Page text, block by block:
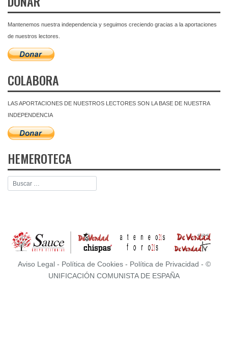
Mantenemos nuestra independencia y seguimos creciendo gracias a la aportaciones
de nuestros lectores.
COLABORA
LAS APORTACIONES DE NUESTROS LECTORES SON LA BASE DE NUESTRA
INDEPENDENCIA
HEMEROTECA
Aviso Legal - Política de Cookies- Política de Privacidad - ©
UNIFICACIÓN COMUNISTA DE ESPAÑA